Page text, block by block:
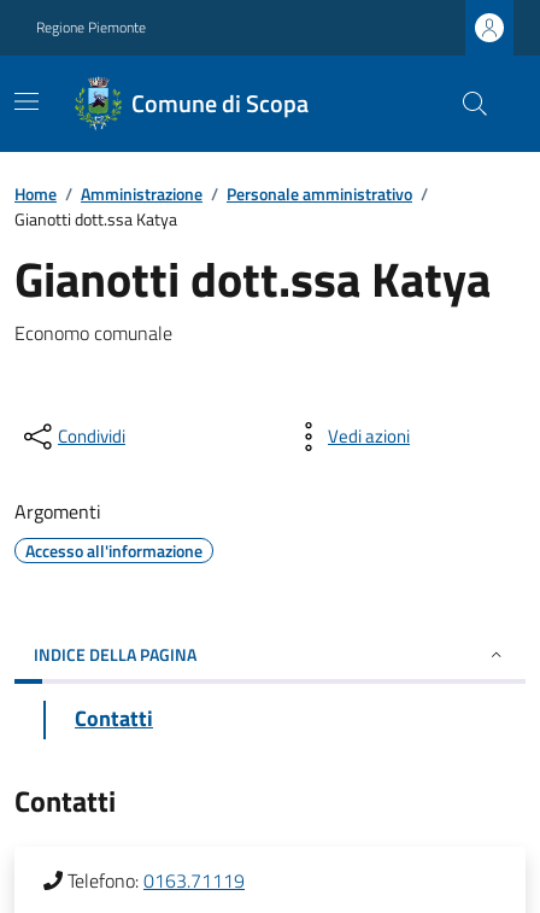
Regione Piemonte
Comune di Scopa
Home / Amministrazione / Personale amministrativo /
Gianotti dott.ssa Katya
Gianotti dott.ssa Katya
Economo comunale
Condividi Vedi azioni
Argomenti
Accesso all'informazione
INDICE DELLA PAGINA
Contatti
Contatti
Telefono:0163.71119